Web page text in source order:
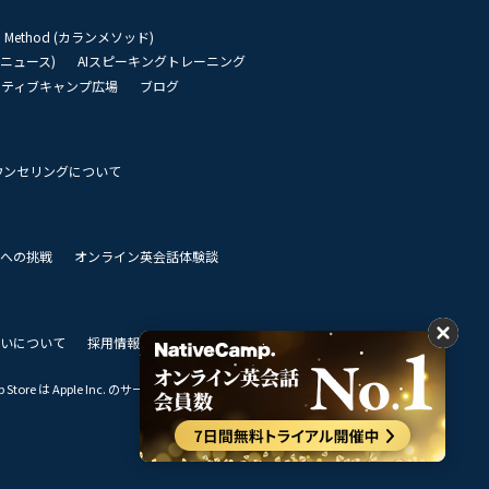
Method (カランメソッド)
ュース)
AIスピーキングトレーニング
ィブキャンプ広場
ブログ
ンセリングについて
の挑戦
オンライン英会話体験談
について 採用情報 私達のビジョン
は Apple Inc. のサービスマークです。